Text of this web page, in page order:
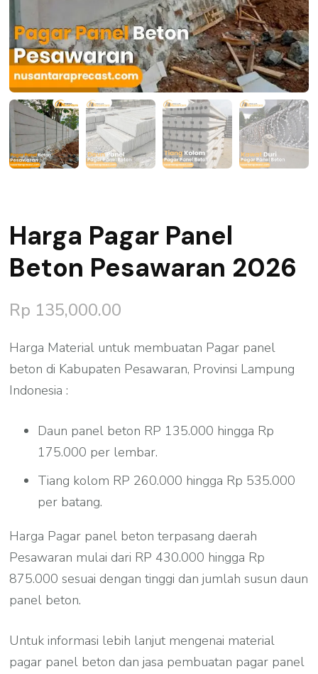
Harga Pagar Panel
Beton Pesawaran 2026
Rp 135,000.00
Harga Material untuk membuatan Pagar panel
beton di Kabupaten Pesawaran, Provinsi Lampung
Indonesia :
Daun panel beton RP 135.000 hingga Rp
175.000 per lembar.
Tiang kolom RP 260.000 hingga Rp 535.000
per batang.
Harga Pagar panel beton terpasang daerah
Pesawaran mulai dari RP 430.000 hingga Rp
875.000 sesuai dengan tinggi dan jumlah susun daun
panel beton.
Untuk informasi lebih lanjut mengenai material
pagar panel beton dan jasa pembuatan pagar panel